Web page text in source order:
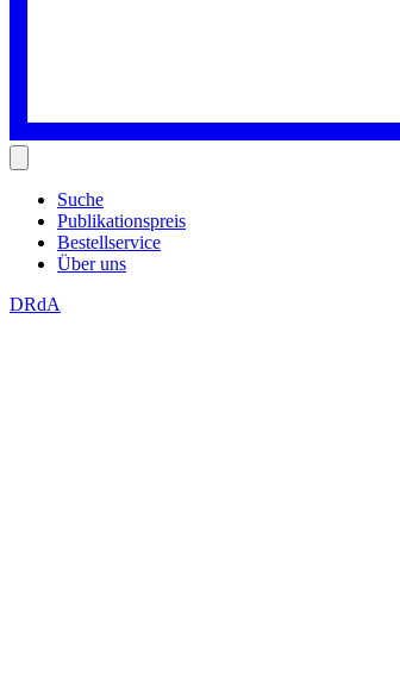
Suche
Publikationspreis
Bestellservice
Über uns
DRdA